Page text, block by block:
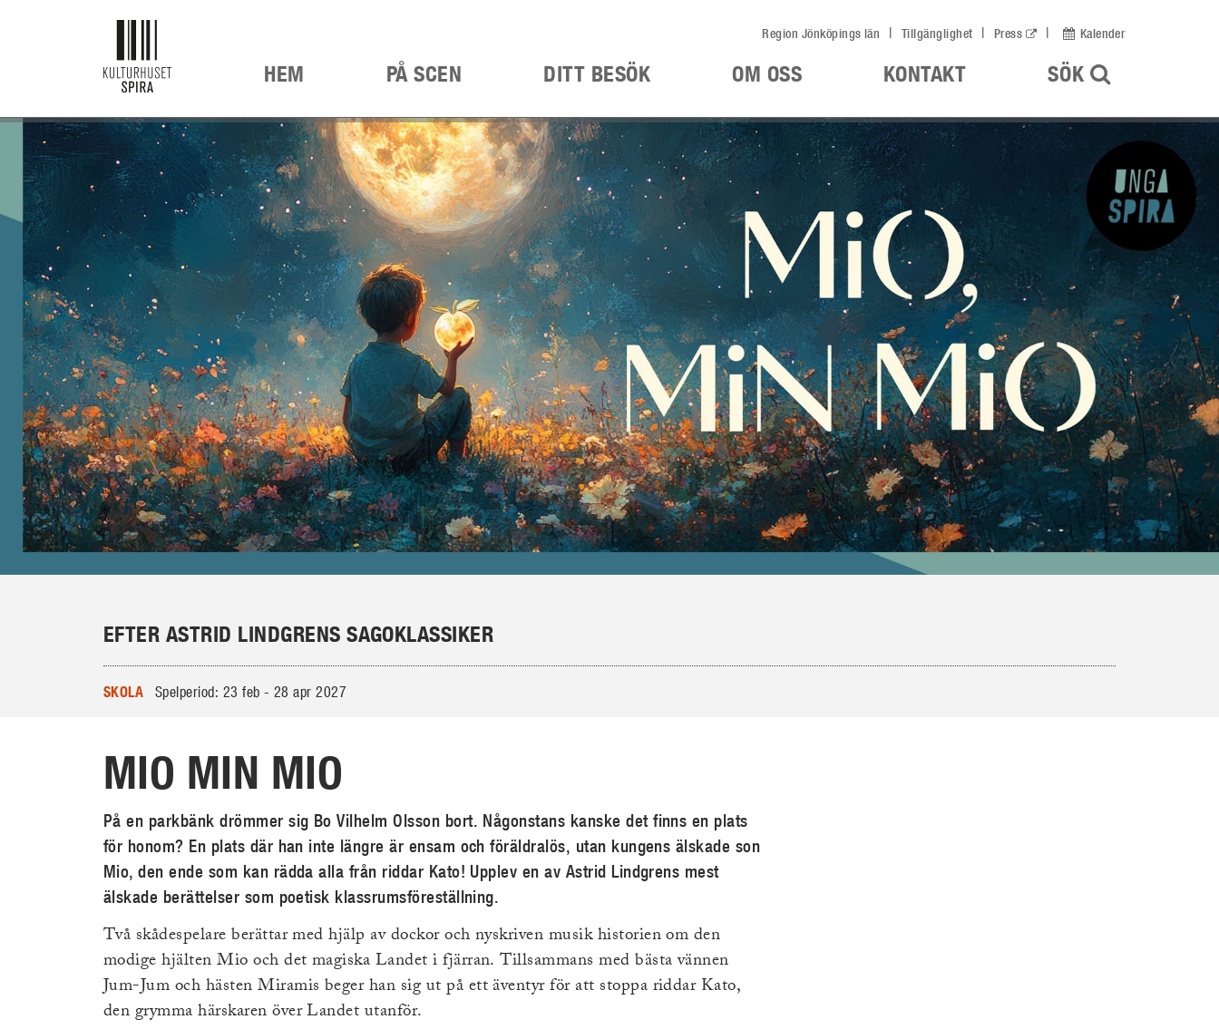
Region Jönköpings län Tillgänglighet Press Kalender
HEM PÅ SCEN DITT BESÖK OM OSS KONTAKT SÖK
EFTER ASTRID LINDGRENS SAGOKLASSIKER
SKOLA Spelperiod: 23 feb - 28 apr 2027
MIO MIN MIO
På en parkbänk drömmer sig Bo Vilhelm Olsson bort. Någonstans kanske det finns en plats
för honom? En plats där han inte längre är ensam och föräldralös, utan kungens älskade son
Mio, den ende som kan rädda alla från riddar Kato! Upplev en av Astrid Lindgrens mest
älskade berättelser som poetisk klassrumsföreställning.
Två skådespelare berättar med hjälp av dockor och nyskriven musik historien om den
modige hjälten Mio och det magiska Landet i fjärran. Tillsammans med bästa vännen
Jum-Jum och hästen Miramis beger han sig ut på ett äventyr för att stoppa riddar Kato,
den grymma härskaren över Landet utanför.